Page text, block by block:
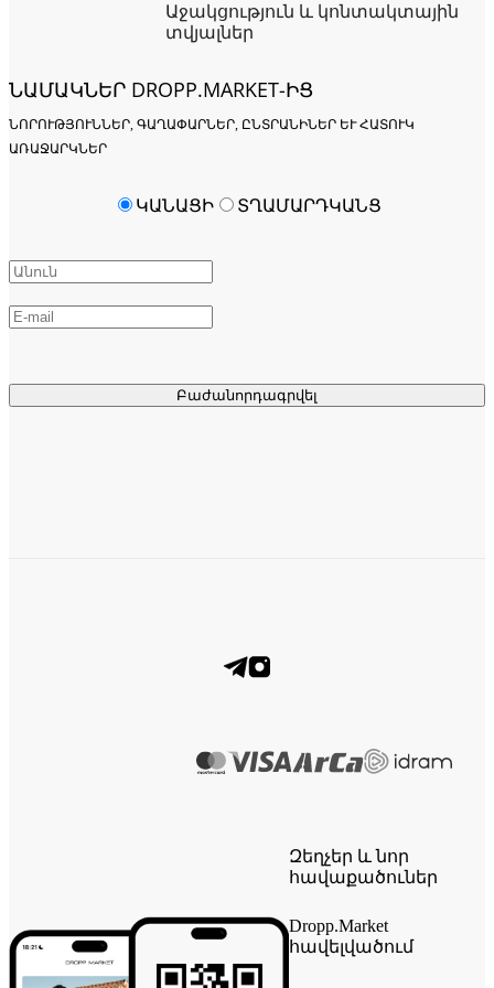
Աջակցություն և կոնտակտային
տվյալներ
ՆԱՄԱԿՆԵՐ DROPP.MARKET-ԻՑ
ՆՈՐՈՒԹՅՈՒՆՆԵՐ, ԳԱՂԱՓԱՐՆԵՐ, ԸՆՏՐԱՆԻՆԵՐ ԵՒ ՀԱՏՈՒԿ Ա
ՌԱՋԱՐԿՆԵՐ
Բաժանորդագրվել
ԿԱՆԱՑԻ ՏՂԱՄԱՐԴԿԱՆՑ
Զեղչեր և նոր
հավաքածուներ
Dropp.Market
հավելվածում